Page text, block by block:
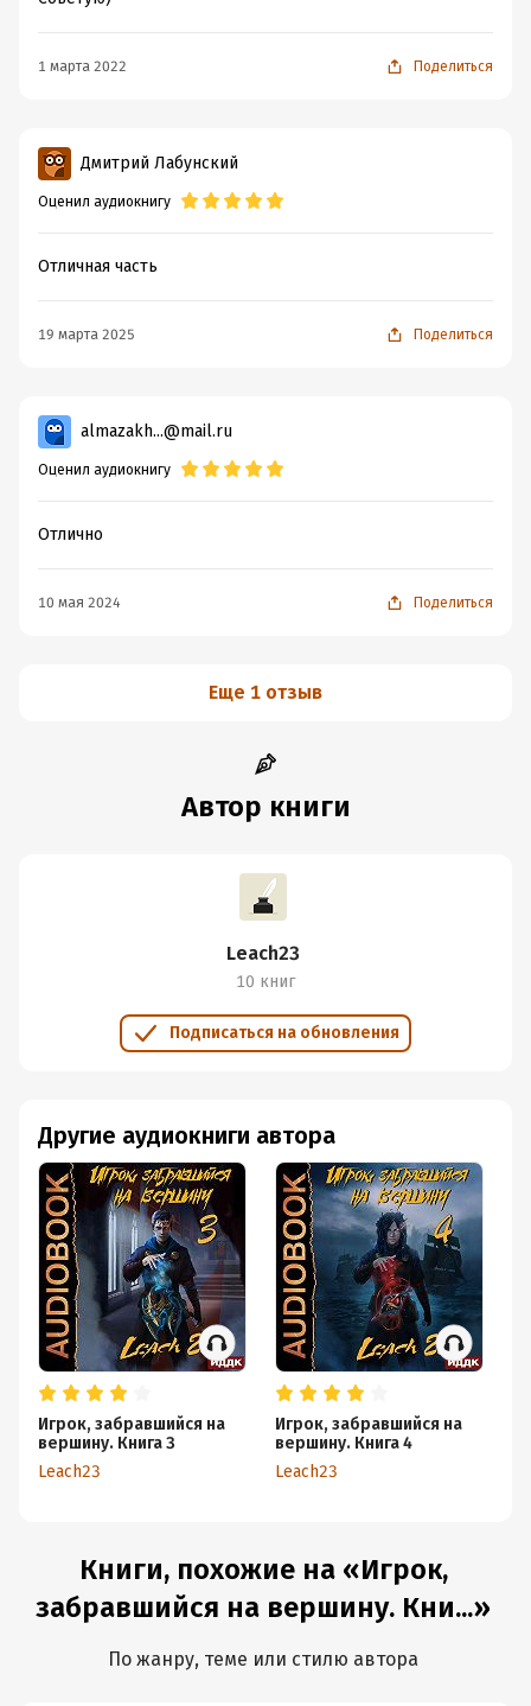
1 марта 2022 Поделиться
Дмитрий Лабунский
Оценил аудиокнигу
Отличная часть
19 марта 2025 Поделиться
almazakh...@mail.ru
Оценил аудиокнигу
Отлично
10 мая 2024 Поделиться
Еще 1 отзыв
Автор книги
Leach23
10 книг
Подписаться на обновления
Другие аудиокниги автора
Игрок, забравшийся на
вершину. Книга 3
Leach23
Игрок, забравшийся на
вершину. Книга 4
Leach23
Книги, похожие на «Игрок,
забравшийся на вершину. Кни...»
По жанру, теме или стилю автора